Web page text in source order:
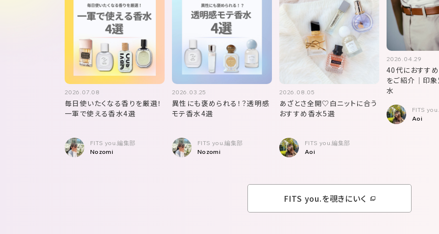
2026.07.08
毎日使いたくなる香りを厳選！
一軍で使える香水4選
FITS you.編集部
Nozomi
2026.03.25
異性にも褒められる！？透明感
モテ香水4選
FITS you.編集部
Nozomi
2026.08.05
あざとさ全開♡白ニットに合う
おすすめ香水5選
FITS you.編集部
Aoi
2026.04.29
40代におすす
をご紹介｜印
水
FITS
Aoi
FITS you.を覗きにいく